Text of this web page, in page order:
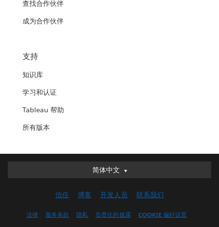
查找合作伙伴
成为合作伙伴
支持
知识库
学习和认证
Tableau 帮助
所有版本
简体中文
简体中文
English (UK)
信任 博客 开发人员 联系我们
法律 服务条款 隐私 负责任的披露 COOKIE 偏好设置